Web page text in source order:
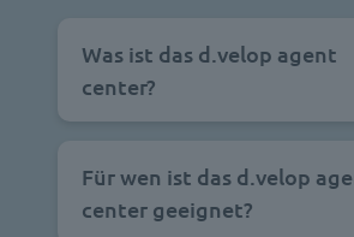
Was ist das d.velop agent
center?
Für wen ist das d.velop
center geeignet?